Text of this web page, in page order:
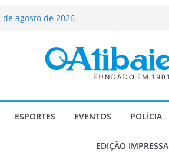
de Paulo
– Festa de Bom Jesus dos Perdões
de mosaico do Brasil
ESPORTES EVENTOS POLÍCIA
EDIÇÃO IMPRESSA